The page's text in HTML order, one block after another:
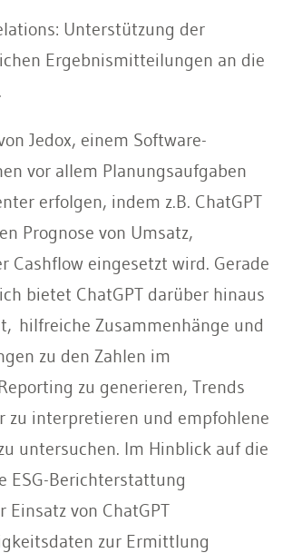
Unterstützung der
Ergebnismitteilungen an die
Jedox, einem Software-
vor allem Planungsaufgaben
erfolgen, indem z.B. ChatGPT
Prognose von Umsatz,
Cashflow eingesetzt wird. Gerade
bietet ChatGPT darüber hinaus
hilfreiche Zusammenhänge und
zu den Zahlen im
zu generieren, Trends
zu interpretieren und empfohlene
untersuchen. Im Hinblick auf die
ESG-Berichterstattung
von ChatGPT
zur Ermittlung